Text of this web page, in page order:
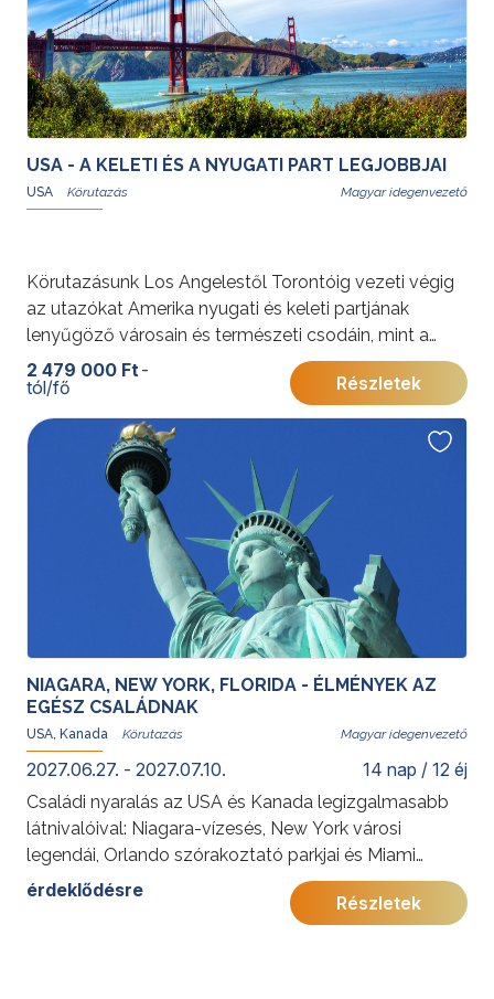
USA - A KELETI ÉS A NYUGATI PART LEGJOBBJAI
USA Magyar idegenvezető
Körutazásunk Los Angelestől Torontóig vezeti végig
az utazókat Amerika nyugati és keleti partjának
lenyűgöző városain és természeti csodáin, mint a
Grand Canyon, Yosemite Nemzeti Park és Niagara-
vízesés. A program a nagyvárosi élet pezsgését és a
természet páratlan szépségét ötvözi.
További érdekességekért az Amerikai Egyesült
Államokról kattintson
Programunkat
Gyémánt Balázs
idegenvezető, utazó blogger és hivatásos világutazó
teszi teljessé, aki helyismeretével és tapasztalatával
az utazás különleges élményét és hangulatát
biztosítja.
2 479 000 Ft -
tól/fő
Részletek
NIAGARA, NEW YORK, FLORIDA - ÉLMÉNYEK AZ
EGÉSZ CSALÁDNAK
USA, Kanada Magyar idegenvezető
2027.06.27. - 2027.07.10. 14 nap / 12 éj
Családi nyaralás az USA és Kanada legizgalmasabb
látnivalóival: Niagara-vízesés, New York városi
legendái, Orlando szórakoztató parkjai és Miami
napfényes strandjai felejthetetlen élményt nyújtanak
érdeklődésre
Részletek